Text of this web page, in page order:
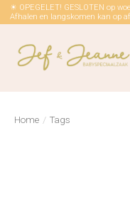
☀ OPEGELET! GESLOTEN op
Afhalen en langskomen kan op
Home / Tags